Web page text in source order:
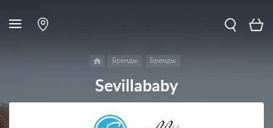
Бренды Бренды
Sevillababy